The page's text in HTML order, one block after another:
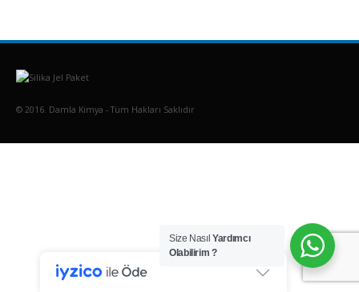
© 2016. Damla Kimya - Tüm Hakları Saklıdır
Size NasılYardımcı
Olabilirim ?